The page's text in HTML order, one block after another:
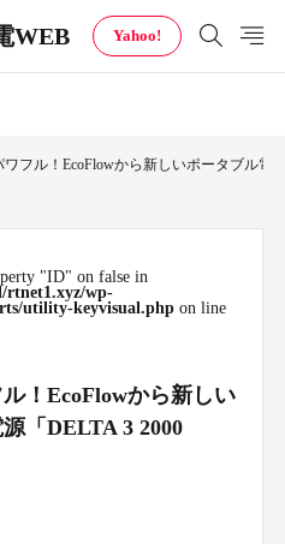
WEB Yahoo!
フル！EcoFlowから新しいポータブル電
"ID" on false in
rtnet1.xyz/wp-
utility-keyvisual.phpon line
！EcoFlowから新しい
「DELTA 3 2000